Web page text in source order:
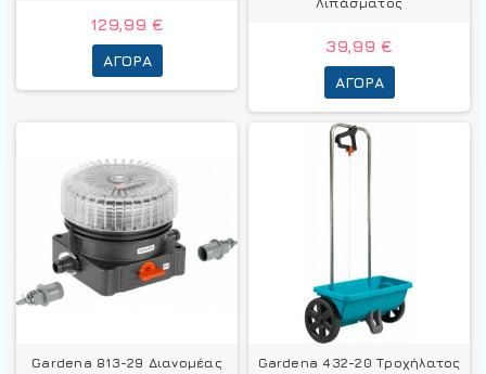
129,99 €
ΑΓΟΡΆ
39,99 €
ΑΓΟΡΆ
Gardena 813-29 Διανομέας
Gardena 432-20 Τροχήλατος